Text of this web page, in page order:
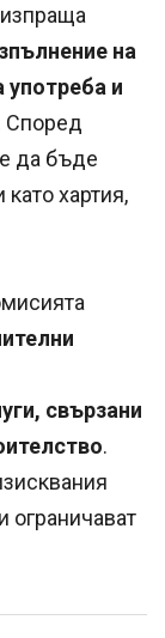
на
употреба и
Според
да бъде
като хартия,
свързани
.
ограничават